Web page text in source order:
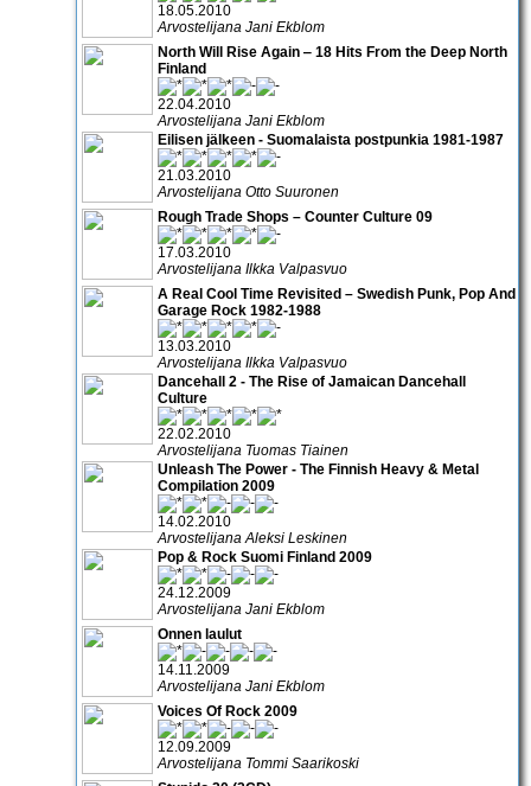
18.05.2010
Arvostelijana Jani Ekblom
North Will Rise Again ‒ 18 Hits From the Deep North
Finland
22.04.2010
Arvostelijana Jani Ekblom
Eilisen jälkeen - Suomalaista postpunkia 1981-1987
21.03.2010
Arvostelijana Otto Suuronen
Rough Trade Shops – Counter Culture 09
17.03.2010
Arvostelijana Ilkka Valpasvuo
A Real Cool Time Revisited – Swedish Punk, Pop And
Garage Rock 1982-1988
13.03.2010
Arvostelijana Ilkka Valpasvuo
Dancehall 2 - The Rise of Jamaican Dancehall
Culture
22.02.2010
Arvostelijana Tuomas Tiainen
Unleash The Power - The Finnish Heavy & Metal
Compilation 2009
14.02.2010
Arvostelijana Aleksi Leskinen
Pop & Rock Suomi Finland 2009
24.12.2009
Arvostelijana Jani Ekblom
Onnen laulut
14.11.2009
Arvostelijana Jani Ekblom
Voices Of Rock 2009
12.09.2009
Arvostelijana Tommi Saarikoski